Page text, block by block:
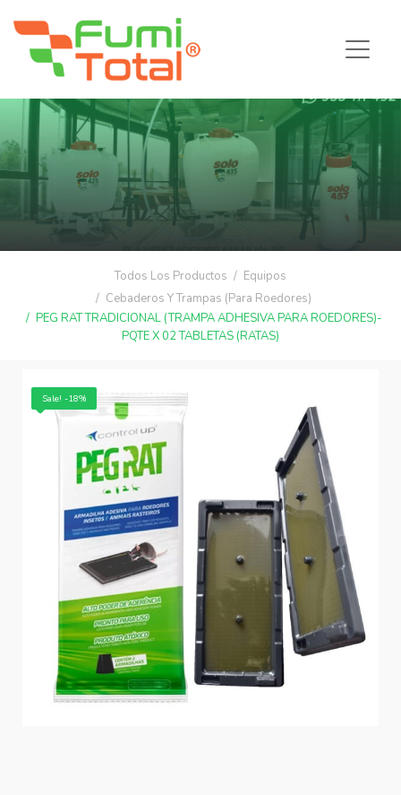
Todos Los Productos
Equipos
Cebaderos Y Trampas (Para Roedores)
PEG RAT TRADICIONAL (TRAMPA ADHESIVA PARA ROEDORES)-
PQTE X 02 TABLETAS (RATAS)
Sale! -18%